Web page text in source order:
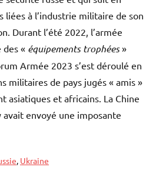
liées à l’industrie militaire de son
Durant l’été 2022, l’armée
des « équipements trophées»
Armée 2023 s’est déroulé en
militaires de pays jugés « amis »
asiatiques et africains. La Chine
envoyé une imposante
, Ukraine